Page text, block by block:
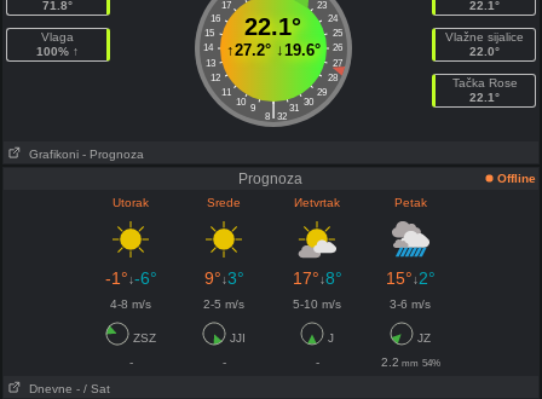
71.8°
Vlaga
100% ↑
17
23
16
24
15
25
14
26
13
27
12
28
11
29
10
30
9 31
|
8 32
22.1°
↑27.2°↓19.6°
22.1°
Vlažne sijalice
22.0°
Tačka Rose
22.1°
Grafikoni - Prognoza
Prognoza
Offline
Utorak
Srede Иetvrtak Petak
-1°↓-6° 9°↓3° 17°↓8° 15°↓2°
4-8 m/s 2-5 m/s 5-10 m/s 3-6 m/s
ZSZ JJI J
JZ
-
- - 2.2 mm 54%
Dnevne - / Sat